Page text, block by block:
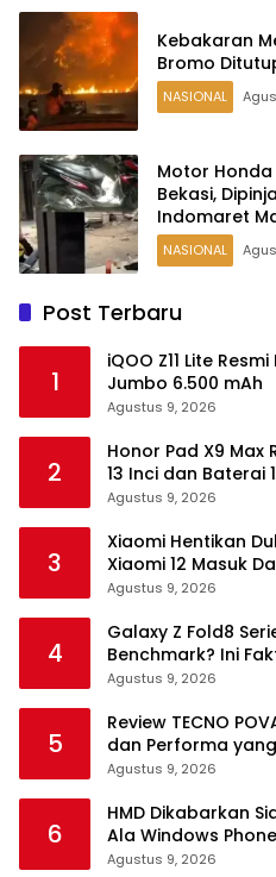
Kebakaran
Bromo
NASIONAL
Motor
Bekasi,
Indomaret
NASIONAL
Post Terbaru
1
iQOO Z11 Lite
Jumbo 6.500 mAh
Agustus 9, 2026
2
Honor Pad X9 Max
13 Inci dan Baterai
Agustus 9, 2026
3
Xiaomi Hentikan
Xiaomi 12 Masuk
Agustus 9, 2026
4
Galaxy Z Fold8
Benchmark? Ini
Agustus 9, 2026
5
Review TECNO
dan Performa
Agustus 9, 2026
6
HMD Dikabarkan
Ala Windows Phone
Agustus 9, 2026